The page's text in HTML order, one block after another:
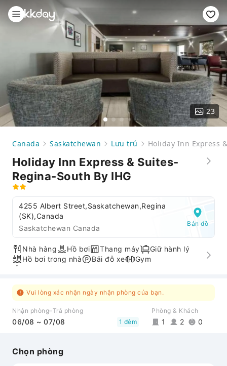
23
Canada Saskatchewan Lưu trú Holiday Inn Express
Holiday Inn Express & Suites-
Regina-South By IHG
4255 Albert Street,Saskatchewan,Regina
(SK),Canada
Saskatchewan Canada
Bản đồ
Nhà hàng Hồ bơi Thang máy
Giữ hành lý
Hồ bơi trong nhà
Bãi đỗ xe
Gym
Nhận/trả phòng nhanh
Vui lòng xác nhận ngày nhận phòng của bạn.
Nhận phòng–Trả phòng
06/08 ~ 07/08 1 đêm
Phòng & Khách
1 2 0
Chọn phòng